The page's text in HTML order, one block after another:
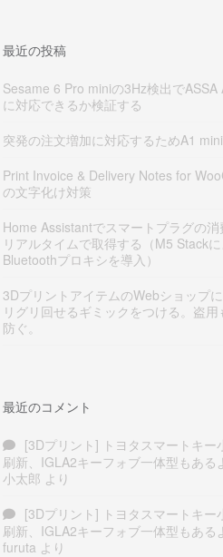
最近の投稿
Sesame 6 Pro miniの3Hz検出でASSA
に対応できるか検証する
突発の注文増加に対応するためA1
Print Invoice & Delivery Notes for
の文字化け対策
Home Assistantでスマートプラグの消
リアルタイムで取得する（M5 Stack
Bluetoothプロキシを導入）
3DプリントアイテムのWebショップ
リグリ回せるギミックをつける。盗用
防ぐ。
最近のコメント
[3Dプリント] トヨタスマートキー
刷新、IGLA2キーフォブ一体型もある
小太郎 より
[3Dプリント] トヨタスマートキー
刷新、IGLA2キーフォブ一体型もある
furuta より